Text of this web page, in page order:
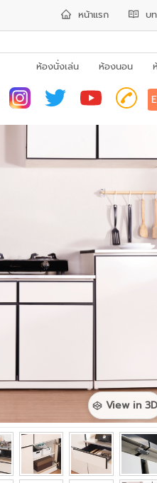
หน้าแรก บ
ห้องนั่งเล่น
ห้องนอน
View in 3D